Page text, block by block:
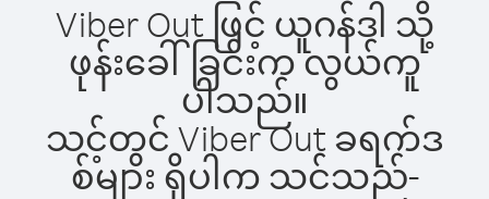
Viber Out ဖြင့် ယူဂန်ဒါ သို့
ဖုန်းခေါ်ခြင်းက လွယ်ကူ
ပါသည်။
သင့်တွင် Viber Out ခရက်ဒ
စ်များ ရှိပါက သင်သည်-